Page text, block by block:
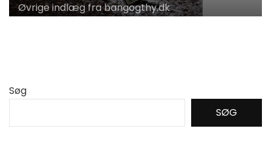
Øvrige indlæg fra bangogthy.dk
Søg
SØG